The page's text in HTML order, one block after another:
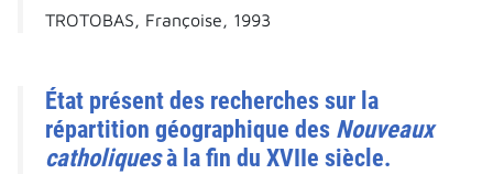
TROTOBAS, Françoise, 1993
État présent des recherches sur la
répartition géographique des Nouveaux
catholiquesà la fin du XVIIe siècle.